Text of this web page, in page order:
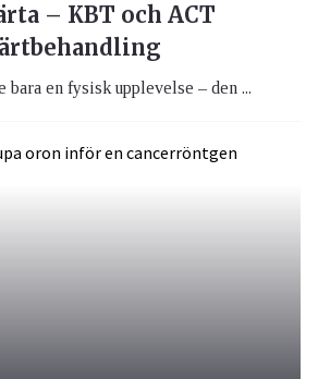
– KBT och ACT
bara en fysisk upplevelse – den ...